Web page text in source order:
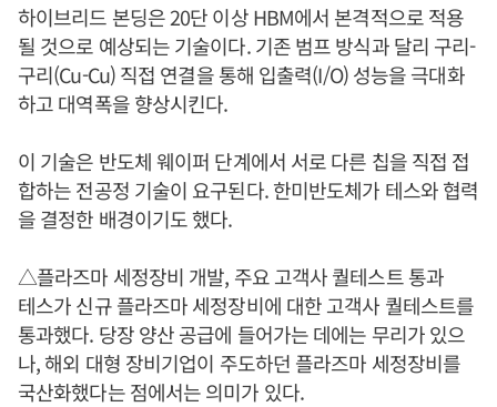
하이브리드 본딩은 20단 이상 HBM에서 본격적으로 적용
될 것으로 예상되는 기술이다. 기존 범프 방식과 달리 구리-
구리(Cu-Cu) 직접 연결을 통해 입출력(I/O) 성능을 극대화
하고 대역폭을 향상시킨다.
이 기술은 반도체 웨이퍼 단계에서 서로 다른 칩을 직접 접
합하는 전공정 기술이 요구된다. 한미반도체가 테스와 협력
을 결정한 배경이기도 했다.
△플라즈마 세정장비 개발, 주요 고객사 퀄테스트 통과
테스가 신규 플라즈마 세정장비에 대한 고객사 퀄테스트를
통과했다. 당장 양산 공급에 들어가는 데에는 무리가 있으
나, 해외 대형 장비기업이 주도하던 플라즈마 세정장비를
국산화했다는 점에서는 의미가 있다.